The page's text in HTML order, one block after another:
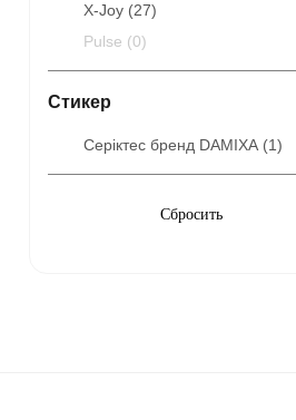
X-Joy (27)
Pulse (0)
Стикер
Серіктес бренд DAMIXA (1)